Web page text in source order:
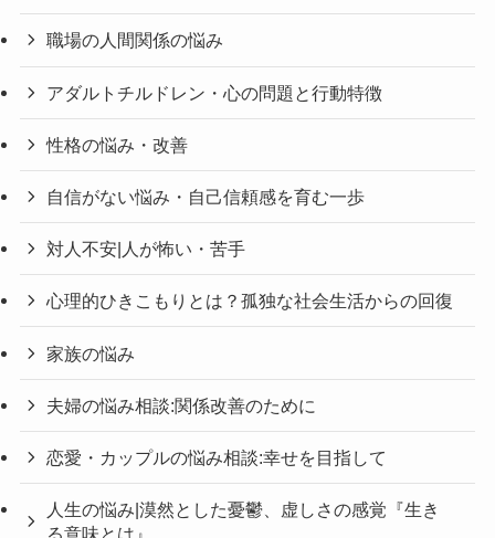
職場の人間関係の悩み
アダルトチルドレン・心の問題と行動特徴
性格の悩み・改善
自信がない悩み・自己信頼感を育む一歩
対人不安|人が怖い・苦手
心理的ひきこもりとは？孤独な社会生活からの回復
家族の悩み
夫婦の悩み相談:関係改善のために
恋愛・カップルの悩み相談:幸せを目指して
人生の悩み|漠然とした憂鬱、虚しさの感覚『生き
る意味とは』